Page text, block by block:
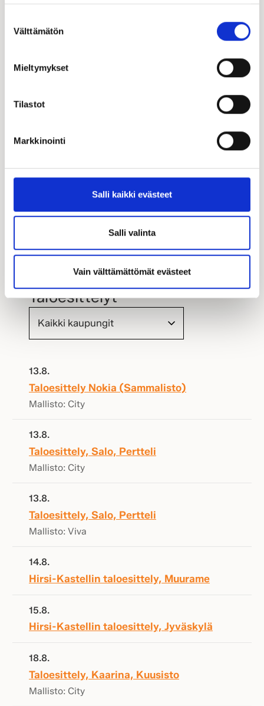
valinta
Välttämätön
Mieltymykset
Tilastot
Markkinointi
Salli kaikki evästeet
Salli valinta
Vain välttämättömät evästeet
Taloesittelyt
13.8.
Taloesittely Nokia (Sammalisto)
Mallisto: City
13.8.
Taloesittely, Salo, Pertteli
Mallisto: City
13.8.
Taloesittely, Salo, Pertteli
Mallisto: Viva
14.8.
Hirsi-Kastellin taloesittely, Muurame
15.8.
Hirsi-Kastellin taloesittely, Jyväskylä
18.8.
Taloesittely, Kaarina, Kuusisto
Mallisto: City